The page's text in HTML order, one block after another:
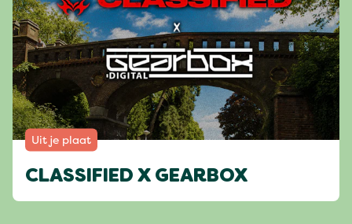
Uit je plaat
CLASSIFIED X GEARBOX